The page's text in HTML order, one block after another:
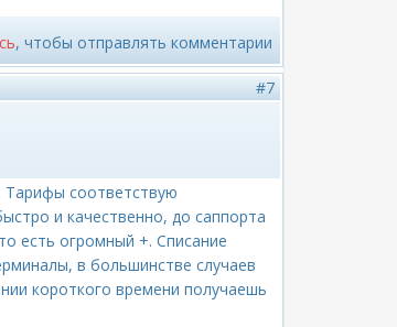
, чтобы отправлять комментарии
#7
Тарифы соответствую
и качественно, до саппорта
есть огромный +. Списание
в большинстве случаев
короткого времени получаешь